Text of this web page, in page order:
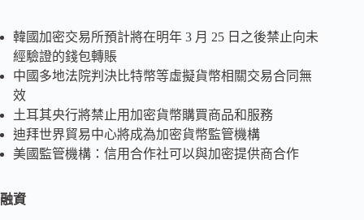
韓國加密交易所預計將在明年 3 月 25 日之後禁止向未
經驗證的錢包轉賬
中國多地法院判決比特幣等虛擬貨幣相關交易合同無
效
土耳其央行將禁止用加密貨幣購買商品和服務
迪拜世界貿易中心將成為加密貨幣監管機構
美國監管機構：信用合作社可以與加密提供商合作
融資